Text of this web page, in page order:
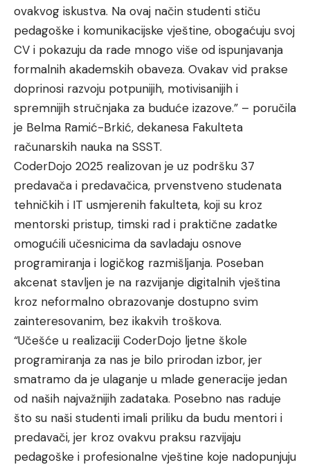
ovakvog iskustva. Na ovaj način studenti stiču
pedagoške i komunikacijske vještine, obogaćuju svoj
CV i pokazuju da rade mnogo više od ispunjavanja
formalnih akademskih obaveza. Ovakav vid prakse
doprinosi razvoju potpunijih, motivisanijih i
spremnijih stručnjaka za buduće izazove.” – poručila
je Belma Ramić-Brkić, dekanesa Fakulteta
računarskih nauka na SSST.
CoderDojo 2025 realizovan je uz podršku 37
predavača i predavačica, prvenstveno studenata
tehničkih i IT usmjerenih fakulteta, koji su kroz
mentorski pristup, timski rad i praktične zadatke
omogućili učesnicima da savladaju osnove
programiranja i logičkog razmišljanja. Poseban
akcenat stavljen je na razvijanje digitalnih vještina
kroz neformalno obrazovanje dostupno svim
zainteresovanim, bez ikakvih troškova.
“Učešće u realizaciji CoderDojo ljetne škole
programiranja za nas je bilo prirodan izbor, jer
smatramo da je ulaganje u mlade generacije jedan
od naših najvažnijih zadataka. Posebno nas raduje
što su naši studenti imali priliku da budu mentori i
predavači, jer kroz ovakvu praksu razvijaju
pedagoške i profesionalne vještine koje nadopunjuju